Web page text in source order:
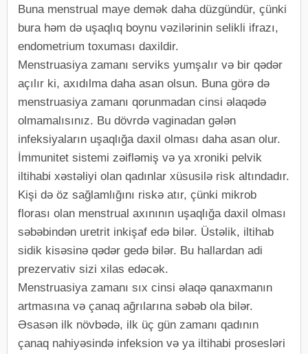
Buna menstrual maye demək daha düzgündür, çünki
bura həm də uşaqlıq boynu vəzilərinin selikli ifrazı,
endometrium toxuması daxildir.
Menstruasiya zamanı serviks yumşalır və bir qədər
açılır ki, axıdılma daha asan olsun. Buna görə də
menstruasiya zamanı qorunmadan cinsi əlaqədə
olmamalısınız. Bu dövrdə vaginadan gələn
infeksiyaların uşaqlığa daxil olması daha asan olur.
İmmunitet sistemi zəifləmiş və ya xroniki pelvik
iltihabi xəstəliyi olan qadınlar xüsusilə risk altındadır.
Kişi də öz sağlamlığını riskə atır, çünki mikrob
florası olan menstrual axınının uşaqlığa daxil olması
səbəbindən uretrit inkişaf edə bilər. Üstəlik, iltihab
sidik kisəsinə qədər gedə bilər. Bu hallardan adi
prezervativ sizi xilas edəcək.
Menstruasiya zamanı sıx cinsi əlaqə qanaxmanın
artmasına və çanaq ağrılarına səbəb ola bilər.
Əsasən ilk növbədə, ilk üç gün zamanı qadının
çanaq nahiyəsində infeksion və ya iltihabi prosesləri